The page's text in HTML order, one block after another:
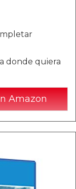
donde quiera
Amazon